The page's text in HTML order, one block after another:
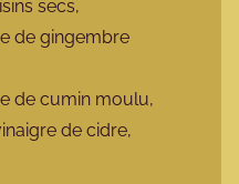
secs,
de gingembre
de cumin moulu,
de cidre,